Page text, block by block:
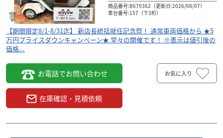
ＩＳ」を使用したボディーのガラスコーティング施工サー
ビス中です！ 現在当社出品中の中古車両には当社オ...
商品番号:B679362（更新日:2026/08/07）
車台番号:157（下3桁）
【期間限定8/1-8/31迄】 新店長統括就任記念祭！ 通常車両価格から ★5
万円プライスダウンキャンペーン★ 堂々の開催です！ ※表示は値引後の
価格...
お電話でお問い合わせ
在庫確認・見積依頼
お気に入り